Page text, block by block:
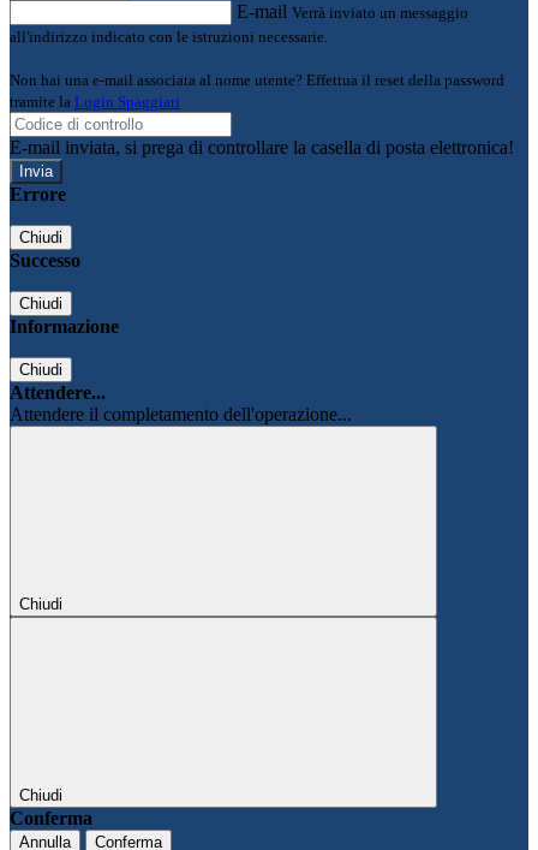
E-mail Verrà inviato un messaggio
all'indirizzo indicato con le istruzioni necessarie.
Non hai una e-mail associata al nome utente? Effettua il reset della password
tramite la Login Spaggiari
E-mail inviata, si prega di controllare la casella di posta elettronica!
Errore
Chiudi
Successo
Chiudi
Informazione
Chiudi
Attendere...
Attendere il completamento dell'operazione...
Chiudi
Chiudi
Conferma
Annulla Conferma